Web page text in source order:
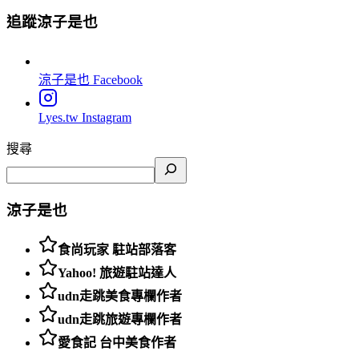
追蹤涼子是也
涼子是也 Facebook
Lyes.tw Instagram
搜尋
涼子是也
食尚玩家 駐站部落客
Yahoo! 旅遊駐站達人
udn走跳美食專欄作者
udn走跳旅遊專欄作者
愛食記 台中美食作者